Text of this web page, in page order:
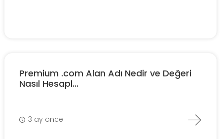
Premium .com Alan Adı Nedir ve Değeri
Nasıl Hesapl...
3 ay önce